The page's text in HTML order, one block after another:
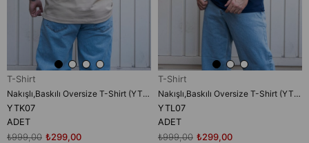
T-Shirt
Nakışlı,Baskılı Oversize T-Shirt (YTK07)
YTK07
ADET
₺299,00
₺999,00
T-Shirt
Nakışlı,Baskılı Oversize T-Shirt (YTL07)
YTL07
ADET
₺299,00
₺999,00